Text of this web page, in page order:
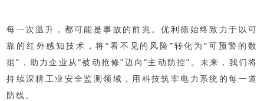
每一次温升，都可能是事故的前兆。优利德始终致力于以可
靠的红外感知技术，将“看不见的风险”转化为“可预警的数
据”，助力企业从“被动抢修”迈向“主动防控”。未来，我们将
持续深耕工业安全监测领域，用科技筑牢电力系统的每一道
防线。